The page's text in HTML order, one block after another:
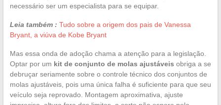
necessário ser um especialista para se equipar.
Leia também : Tudo sobre a origem dos pais de Vanessa
Bryant, a viúva de Kobe Bryant
Mas essa onda de adoção chama a atenção para a legislação.
Optar por um kit de conjunto de molas ajustáveis obriga a se
debruçar seriamente sobre o controle técnico dos conjuntos de
molas ajustáveis, pois uma única falha é suficiente para que seu
veículo seja reprovado. Montagem aproximativa, ajuste